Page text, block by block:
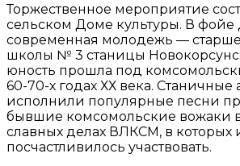
Торжественное мероприятие
сельском Доме культуры. В фойе
современная молодежь —
школы № 3 станицы
юность прошла под
60-70-х годах ХХ века. Станичные
исполнили популярные песни
бывшие комсомольские вожаки
славных делах ВЛКСМ, в которых
посчастливилось участвовать.